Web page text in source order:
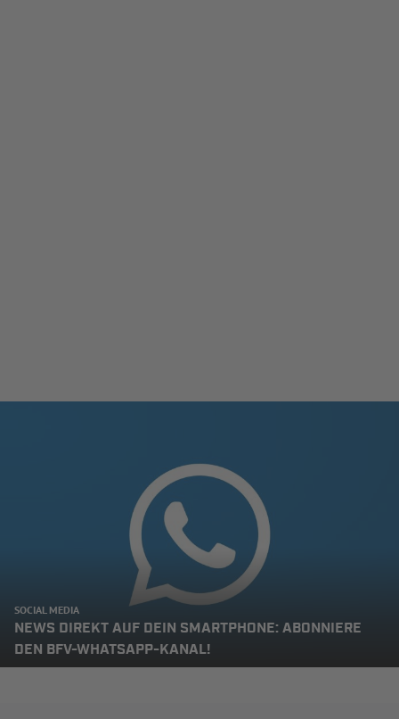
SOCIAL MEDIA
NEWS DIREKT AUF DEIN SMARTPHONE: ABONNIERE
DEN BFV-WHATSAPP-KANAL!